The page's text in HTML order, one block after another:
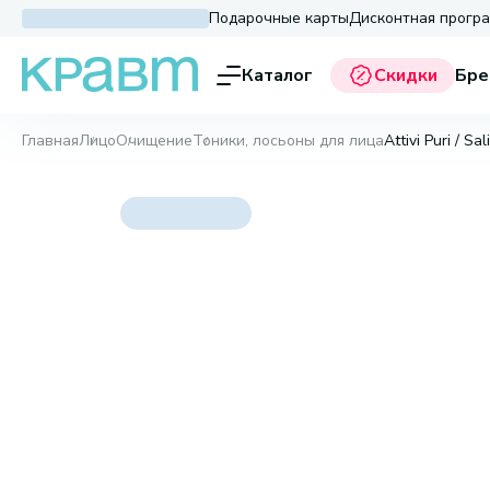
Подарочные картыДисконтная
Каталог Скидки
ГлавнаяЛицоОчищениеТоники, лосьоны для лицаAttivi Puri /